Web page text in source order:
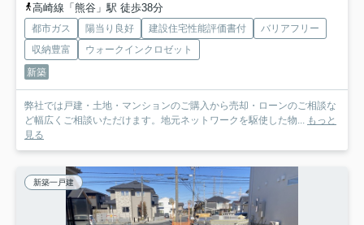
高崎線「熊谷」駅 徒歩38分
都市ガス 陽当り良好 建設住宅性能評価書付
バリアフリー
収納豊富
ウォークインクロゼット
新築
弊社では戸建・土地・マンションのご購入から売却・ローンのご相談な
ど幅広くご相談いただけます。地元ネットワークを駆使した物...
もっと
見る
新築一戸建